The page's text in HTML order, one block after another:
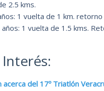
2.5 kms.
1 vuelta de 1 km. retorno
1 vuelta de 1.5 kms.
acerca del 17º Triatlón